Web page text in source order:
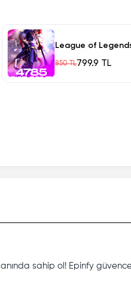
League of
850 TL799.9 TL
sahip ol! Epinfy